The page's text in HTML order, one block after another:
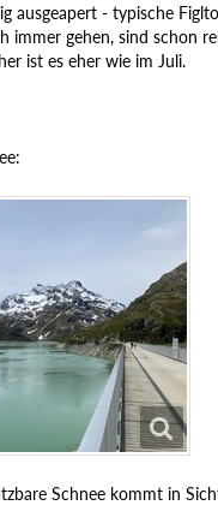
ausgeapert - typische
immer gehen, sind schon
ist es eher wie im Juli.
Schnee kommt in